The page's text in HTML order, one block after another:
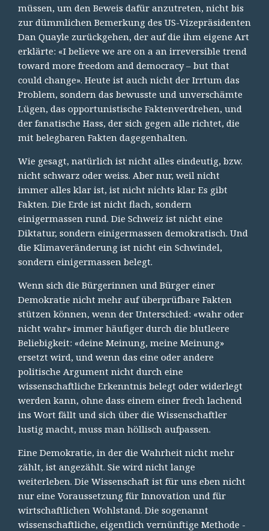
müssen, um den Beweis dafür anzutreten, nicht bis
zur dümmlichen Bemerkung des US-Vizepräsidenten
Dan Quayle zurückgehen, der auf die ihm eigene Art
erklärte: «I believe we are on a an irreversible trend
toward more freedom and democracy – but that
could change». Heute ist auch nicht der Irrtum das
Problem, sondern das bewusste und unverschämte
Lügen, das opportunistische Faktenverdrehen, und
der fanatische Hass, der sich gegen alle richtet, die
mit belegbaren Fakten dagegenhalten.
Wie gesagt, natürlich ist nicht alles eindeutig, bzw.
nicht schwarz oder weiss. Aber nur, weil nicht
immer alles klar ist, ist nicht nichts klar. Es gibt
Fakten. Die Erde ist nicht flach, sondern
einigermassen rund. Die Schweiz ist nicht eine
Diktatur, sondern einigermassen demokratisch. Und
die Klimaveränderung ist nicht ein Schwindel,
sondern einigermassen belegt.
Wenn sich die Bürgerinnen und Bürger einer
Demokratie nicht mehr auf überprüfbare Fakten
stützen können, wenn der Unterschied: «wahr oder
nicht wahr» immer häufiger durch die blutleere
Beliebigkeit: «deine Meinung, meine Meinung»
ersetzt wird, und wenn das eine oder andere
politische Argument nicht durch eine
wissenschaftliche Erkenntnis belegt oder widerlegt
werden kann, ohne dass einem einer frech lachend
ins Wort fällt und sich über die Wissenschaftler
lustig macht, muss man höllisch aufpassen.
Eine Demokratie, in der die Wahrheit nicht mehr
zählt, ist angezählt. Sie wird nicht lange
weiterleben. Die Wissenschaft ist für uns eben nicht
nur eine Voraussetzung für Innovation und für
wirtschaftlichen Wohlstand. Die sogenannt
wissenschaftliche, eigentlich vernünftige Methode -